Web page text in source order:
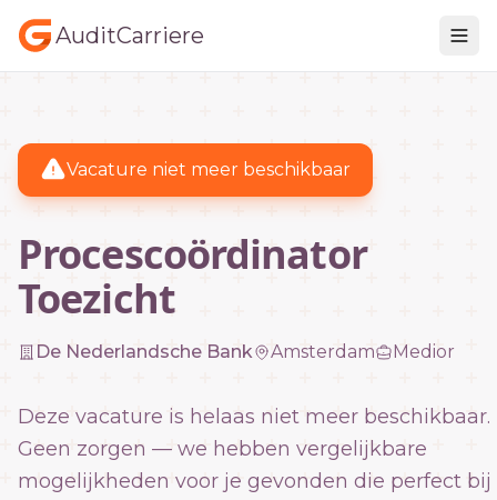
AuditCarriere
Vacature niet meer beschikbaar
Procescoördinator
Toezicht
De Nederlandsche Bank Amsterdam Medior
Deze vacature is helaas niet meer beschikbaar.
Geen zorgen — we hebben vergelijkbare
mogelijkheden voor je gevonden die perfect bij